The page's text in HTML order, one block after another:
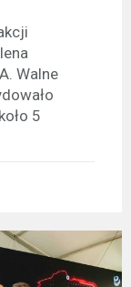
Walne
5